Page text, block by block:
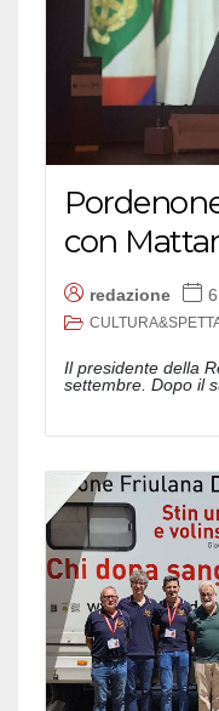
con
redazione
Il presidente della
settembre. Dopo il